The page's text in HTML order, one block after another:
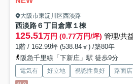
大阪市東淀川区西淡路
西淡路６丁目倉庫１棟
125.51万円 (0.77万円/坪) 管理/共
1階 / 162.99坪 (538.84㎡) /築80年
阪急千里線「下新庄」駅 徒歩9分
電気有 好立地 視認性良好 路面店